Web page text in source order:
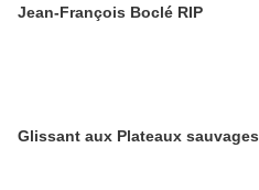
Jean-François Boclé RIP
Glissant aux Plateaux sauvages